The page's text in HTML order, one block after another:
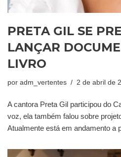
PRETA GIL SE
LANÇAR
LIVRO
por adm_vertentes 2 de abril de
A cantora Preta Gil participou do
voz, ela também falou sobre
Atualmente está em andamento a